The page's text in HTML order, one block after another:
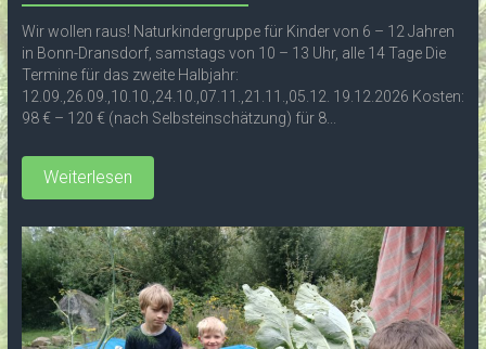
Wir wollen raus! Naturkindergruppe für Kinder von 6 – 12 Jahren
in Bonn-Dransdorf, samstags von 10 – 13 Uhr, alle 14 Tage Die
Termine für das zweite Halbjahr:
12.09.,26.09.,10.10.,24.10.,07.11.,21.11.,05.12. 19.12.2026 Kosten:
98 € – 120 € (nach Selbsteinschätzung) für 8...
Weiterlesen